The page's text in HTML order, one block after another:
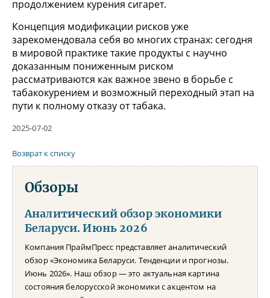
продолжением курения сигарет.
Концепция модификации рисков уже
зарекомендовала себя во многих странах: сегодня
в мировой практике такие продукты с научно
доказанным пониженным риском
рассматриваются как важное звено в борьбе с
табакокурением и возможный переходный этап на
пути к полному отказу от табака.
2025-07-02
Возврат к списку
Обзоры
Аналитический обзор экономики
Беларуси. Июнь 2026
Компания ПраймПресс представляет аналитический
обзор «Экономика Беларуси. Тенденции и прогнозы.
Июнь 2026». Наш обзор — это актуальная картина
состояния белорусской экономики с акцентом на